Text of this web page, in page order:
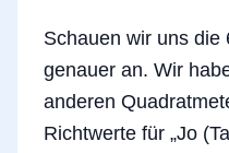
Schauen wir uns die
genauer an. Wir
anderen
Richtwerte für „Jo